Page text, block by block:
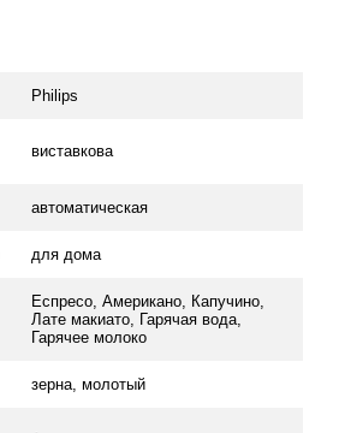
Philips
виставкова
автоматическая
для дома
Еспресо, Американо, Капучино,
Лате макиато, Гарячая вода,
Гарячее молоко
зерна, молотый